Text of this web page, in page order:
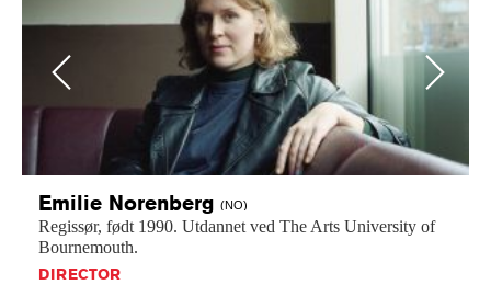
Previous
Emilie Norenberg (NO)
Regissør, født 1990. Utdannet ved The Arts University of
Bournemouth.
DIRECTOR
Next